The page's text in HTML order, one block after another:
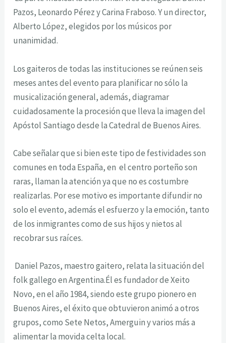
Pazos, Leonardo Pérez y Carina Fraboso. Y un director,
Alberto López, elegidos por los músicos por
unanimidad.
Los gaiteros de todas las instituciones se reúnen seis
meses antes del evento para planificar no sólo la
musicalización general, además, diagramar
cuidadosamente la procesión que lleva la imagen del
Apóstol Santiago desde la Catedral de Buenos Aires.
Cabe señalar que si bien este tipo de festividades son
comunes en toda España, en el centro porteño son
raras, llaman la atención ya que no es costumbre
realizarlas. Por ese motivo es importante difundir no
solo el evento, además el esfuerzo y la emoción, tanto
de los inmigrantes como de sus hijos y nietos al
recobrar sus raíces.
Daniel Pazos, maestro gaitero, relata la situación del
folk gallego en Argentina.Él es fundador de Xeito
Novo, en el año 1984, siendo este grupo pionero en
Buenos Aires, el éxito que obtuvieron animó a otros
grupos, como Sete Netos, Amerguin y varios más a
alimentar la movida celta local.